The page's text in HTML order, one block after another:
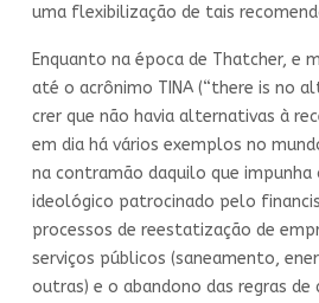
uma flexibilização de tais
Enquanto na época de Thatcher, e
até o acrônimo TINA (“there is no
crer que não havia alternativas à
em dia há vários exemplos no
na contramão daquilo que impunha
ideológico patrocinado pelo
processos de reestatização de
serviços públicos (saneamento,
outras) e o abandono das regras